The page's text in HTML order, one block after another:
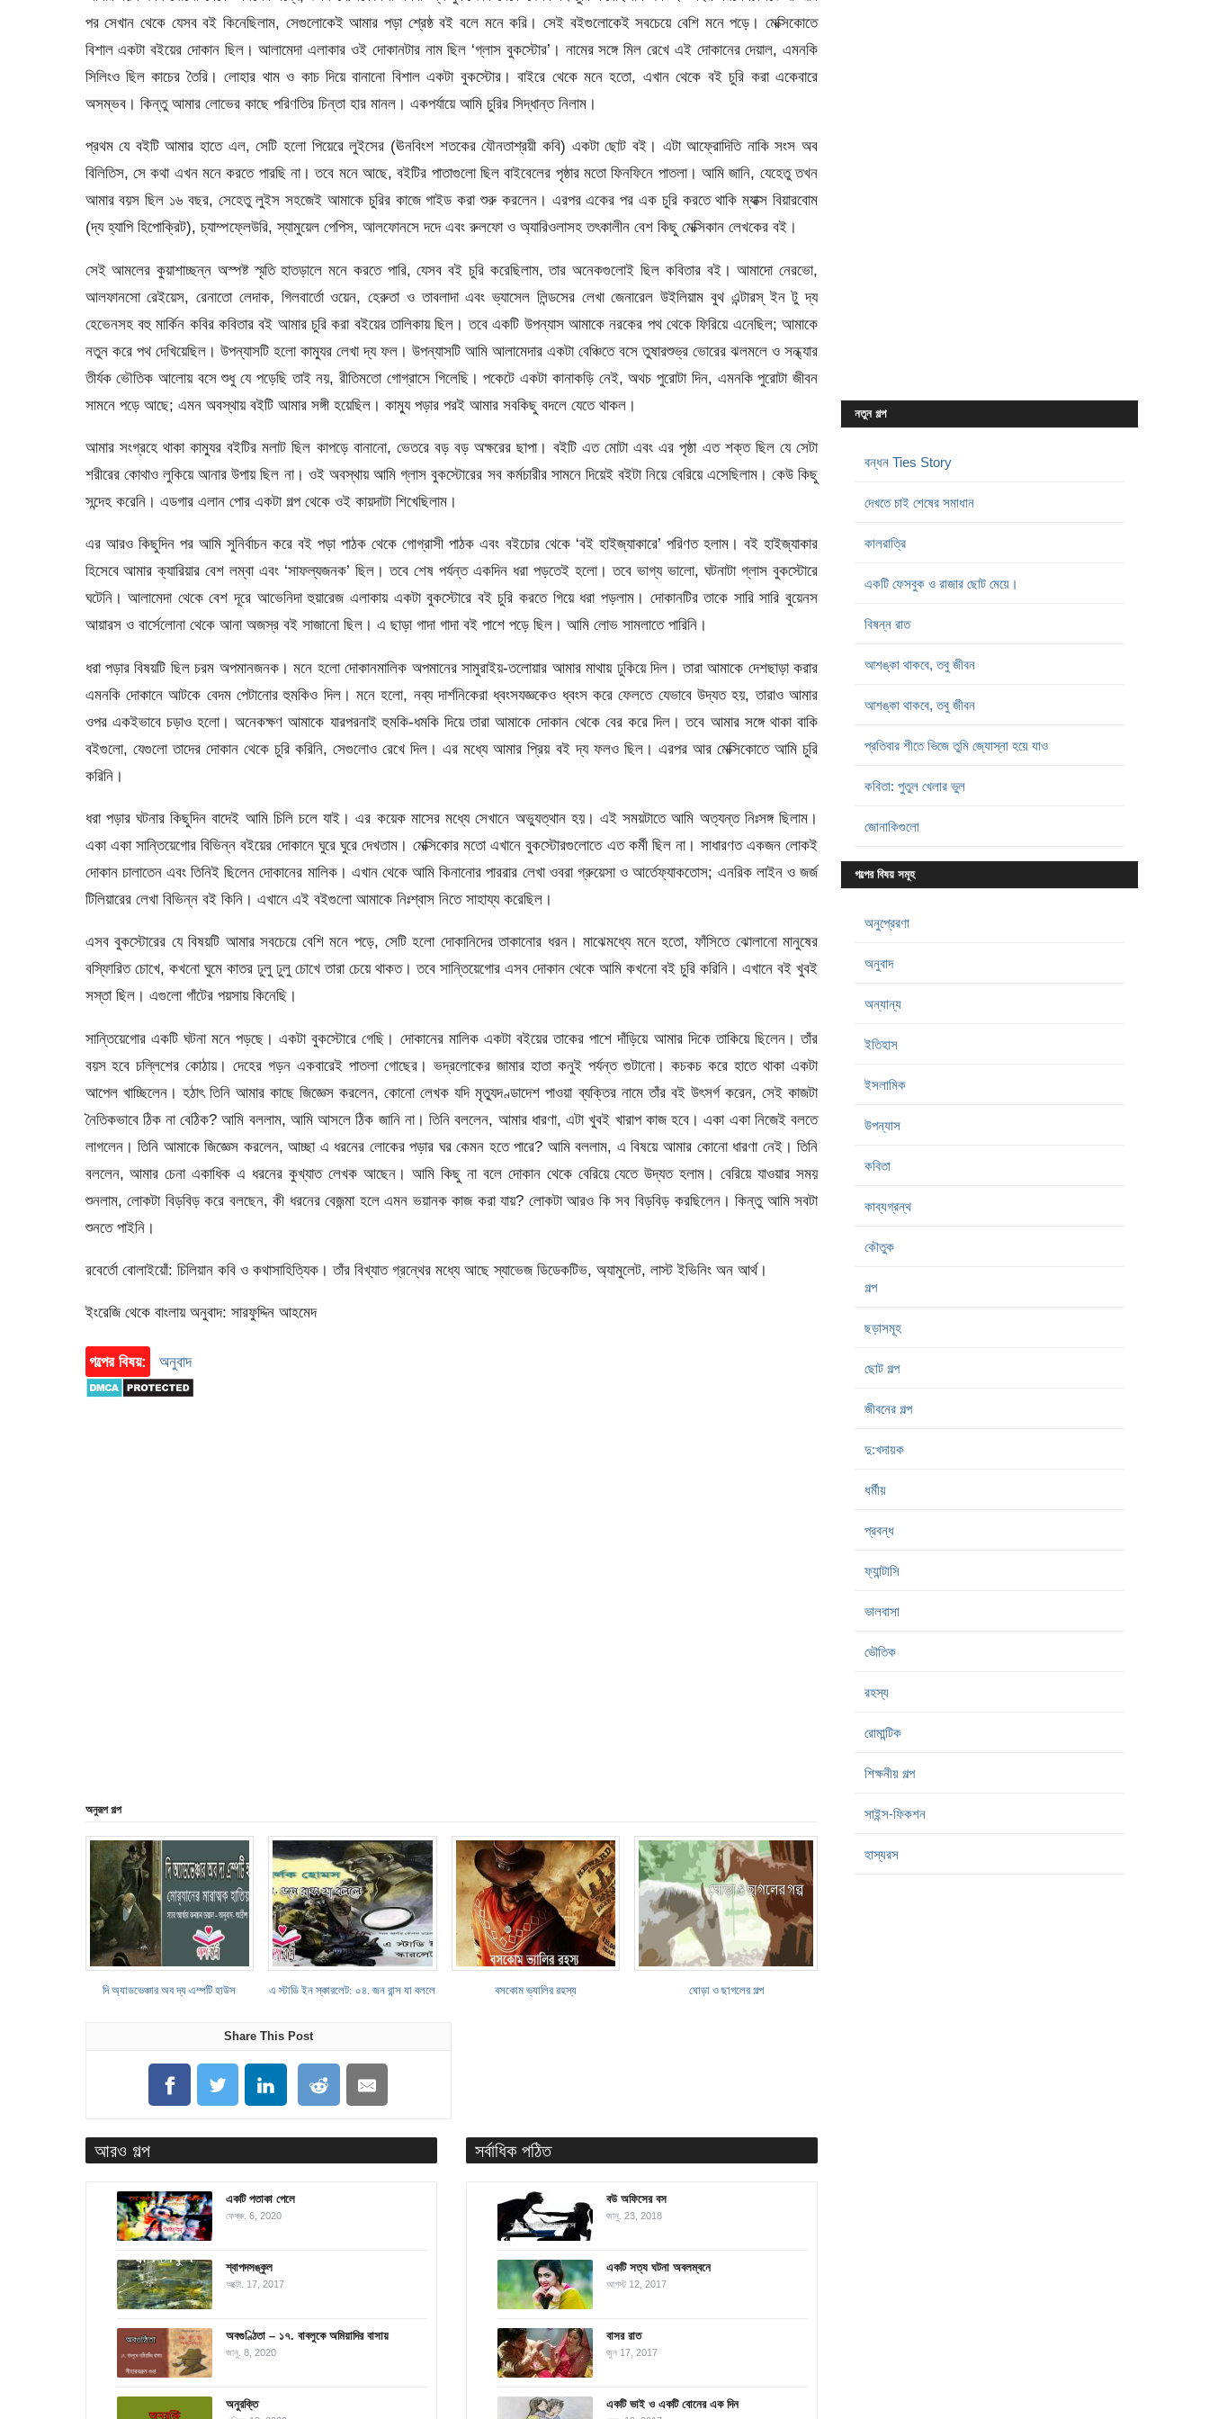
পর সেখান থেকে যেসব বই কিনেছিলাম, সেগুলোকেই আমার পড়া শ্রেষ্ঠ বই বলে মনে করি। সেই বইগুলোকেই সবচেয়ে বেশি মনে পড়ে। মেক্সিকোতে
বিশাল একটা বইয়ের দোকান ছিল। আলামেদা এলাকার ওই দোকানটার নাম ছিল ‘গ্লাস বুকস্টোর’। নামের সঙ্গে মিল রেখে এই দোকানের দেয়াল, এমনকি
সিলিংও ছিল কাচের তৈরি। লোহার থাম ও কাচ দিয়ে বানানো বিশাল একটা বুকস্টোর। বাইরে থেকে মনে হতো, এখান থেকে বই চুরি করা একেবারে
অসম্ভব। কিন্তু আমার লোভের কাছে পরিণতির চিন্তা হার মানল। একপর্যায়ে আমি চুরির সিদ্ধান্ত নিলাম।
প্রথম যে বইটি আমার হাতে এল, সেটি হলো পিয়েরে লুইসের (ঊনবিংশ শতকের যৌনতাশ্রয়ী কবি) একটা ছোট বই। এটা আফ্রোদিতি নাকি সংস অব
বিলিতিস, সে কথা এখন মনে করতে পারছি না। তবে মনে আছে, বইটির পাতাগুলো ছিল বাইবেলের পৃষ্ঠার মতো ফিনফিনে পাতলা। আমি জানি, যেহেতু তখন
আমার বয়স ছিল ১৬ বছর, সেহেতু লুইস সহজেই আমাকে চুরির কাজে গাইড করা শুরু করলেন। এরপর একের পর এক চুরি করতে থাকি ম্যাক্স বিয়ারবোম
(দ্য হ্যাপি হিপোক্রিট), চ্যাম্পফ্লেউরি, স্যামুয়েল পেপিস, আলফোনসে দদে এবং রুলফো ও অ্যারিওলাসহ তৎকালীন বেশ কিছু মেক্সিকান লেখকের বই।
সেই আমলের কুয়াশাচ্ছন্ন অস্পষ্ট স্মৃতি হাতড়ালে মনে করতে পারি, যেসব বই চুরি করেছিলাম, তার অনেকগুলোই ছিল কবিতার বই। আমাদো নেরভো,
আলফানসো রেইয়েস, রেনাতো লেদাক, গিলবার্তো ওয়েন, হেরুতা ও তাবলাদা এবং ভ্যাসেল লিন্ডসের লেখা জেনারেল উইলিয়াম বুথ এন্টারস্ ইন টু দ্য
হেভেনসহ বহু মার্কিন কবির কবিতার বই আমার চুরি করা বইয়ের তালিকায় ছিল। তবে একটি উপন্যাস আমাকে নরকের পথ থেকে ফিরিয়ে এনেছিল; আমাকে
নতুন করে পথ দেখিয়েছিল। উপন্যাসটি হলো কাম্যুর লেখা দ্য ফল। উপন্যাসটি আমি আলামেদার একটা বেঞ্চিতে বসে তুষারশুভ্র ভোরের ঝলমলে ও সন্ধ্যার
তীর্যক ভৌতিক আলোয় বসে শুধু যে পড়েছি তাই নয়, রীতিমতো গোগ্রাসে গিলেছি। পকেটে একটা কানাকড়ি নেই, অথচ পুরোটা দিন, এমনকি পুরোটা জীবন
সামনে পড়ে আছে; এমন অবস্থায় বইটি আমার সঙ্গী হয়েছিল। কাম্যু পড়ার পরই আমার সবকিছু বদলে যেতে থাকল।
আমার সংগ্রহে থাকা কাম্যুর বইটির মলাট ছিল কাপড়ে বানানো, ভেতরে বড় বড় অক্ষরের ছাপা। বইটি এত মোটা এবং এর পৃষ্ঠা এত শক্ত ছিল যে সেটা
শরীরের কোথাও লুকিয়ে আনার উপায় ছিল না। ওই অবস্থায় আমি গ্লাস বুকস্টোরের সব কর্মচারীর সামনে দিয়েই বইটা নিয়ে বেরিয়ে এসেছিলাম। কেউ কিছু
সন্দেহ করেনি। এডগার এলান পোর একটা গল্প থেকে ওই কায়দাটা শিখেছিলাম।
এর আরও কিছুদিন পর আমি সুনির্বাচন করে বই পড়া পাঠক থেকে গোগ্রাসী পাঠক এবং বইচোর থেকে ‘বই হাইজ্যাকারে’ পরিণত হলাম। বই হাইজ্যাকার
হিসেবে আমার ক্যারিয়ার বেশ লম্বা এবং ‘সাফল্যজনক’ ছিল। তবে শেষ পর্যন্ত একদিন ধরা পড়তেই হলো। তবে ভাগ্য ভালো, ঘটনাটা গ্লাস বুকস্টোরে
ঘটেনি। আলামেদা থেকে বেশ দূরে আভেনিদা হুয়ারেজ এলাকায় একটা বুকস্টোরে বই চুরি করতে গিয়ে ধরা পড়লাম। দোকানটির তাকে সারি সারি বুয়েনস
আয়ারস ও বার্সেলোনা থেকে আনা অজস্র বই সাজানো ছিল। এ ছাড়া গাদা গাদা বই পাশে পড়ে ছিল। আমি লোভ সামলাতে পারিনি।
ধরা পড়ার বিষয়টি ছিল চরম অপমানজনক। মনে হলো দোকানমালিক অপমানের সামুরাইয়-তলোয়ার আমার মাথায় ঢুকিয়ে দিল। তারা আমাকে দেশছাড়া করার
এমনকি দোকানে আটকে বেদম পেটানোর হুমকিও দিল। মনে হলো, নব্য দার্শনিকেরা ধ্বংসযজ্ঞকেও ধ্বংস করে ফেলতে যেভাবে উদ্যত হয়, তারাও আমার
ওপর একইভাবে চড়াও হলো। অনেকক্ষণ আমাকে যারপরনাই হুমকি-ধমকি দিয়ে তারা আমাকে দোকান থেকে বের করে দিল। তবে আমার সঙ্গে থাকা বাকি
বইগুলো, যেগুলো তাদের দোকান থেকে চুরি করিনি, সেগুলোও রেখে দিল। এর মধ্যে আমার প্রিয় বই দ্য ফলও ছিল। এরপর আর মেক্সিকোতে আমি চুরি
করিনি।
ধরা পড়ার ঘটনার কিছুদিন বাদেই আমি চিলি চলে যাই। এর কয়েক মাসের মধ্যে সেখানে অভ্যুত্থান হয়। এই সময়টাতে আমি অত্যন্ত নিঃসঙ্গ ছিলাম।
একা একা সান্তিয়েগোর বিভিন্ন বইয়ের দোকানে ঘুরে ঘুরে দেখতাম। মেক্সিকোর মতো এখানে বুকস্টোরগুলোতে এত কর্মী ছিল না। সাধারণত একজন লোকই
দোকান চালাতেন এবং তিনিই ছিলেন দোকানের মালিক। এখান থেকে আমি কিনানোর পাররার লেখা ওবরা গ্রুয়েসা ও আর্তেফ্যাকতোস; এনরিক লাইন ও জর্জ
টিলিয়ারের লেখা বিভিন্ন বই কিনি। এখানে এই বইগুলো আমাকে নিঃশ্বাস নিতে সাহায্য করেছিল।
এসব বুকস্টোরের যে বিষয়টি আমার সবচেয়ে বেশি মনে পড়ে, সেটি হলো দোকানিদের তাকানোর ধরন। মাঝেমধ্যে মনে হতো, ফাঁসিতে ঝোলানো মানুষের
বস্ফািরিত চোখে, কখনো ঘুমে কাতর ঢুলু ঢুলু চোখে তারা চেয়ে থাকত। তবে সান্তিয়েগোর এসব দোকান থেকে আমি কখনো বই চুরি করিনি। এখানে বই খুবই
সস্তা ছিল। এগুলো গাঁটের পয়সায় কিনেছি।
সান্তিয়েগোর একটি ঘটনা মনে পড়ছে। একটা বুকস্টোরে গেছি। দোকানের মালিক একটা বইয়ের তাকের পাশে দাঁড়িয়ে আমার দিকে তাকিয়ে ছিলেন। তাঁর
বয়স হবে চল্লিশের কোঠায়। দেহের গড়ন একবারেই পাতলা গোছের। ভদ্রলোকের জামার হাতা কনুই পর্যন্ত গুটানো। কচকচ করে হাতে থাকা একটা
আপেল খাচ্ছিলেন। হঠাৎ তিনি আমার কাছে জিজ্ঞেস করলেন, কোনো লেখক যদি মৃত্যুদণ্ডাদেশ পাওয়া ব্যক্তির নামে তাঁর বই উৎসর্গ করেন, সেই কাজটা
নৈতিকভাবে ঠিক না বেঠিক? আমি বললাম, আমি আসলে ঠিক জানি না। তিনি বললেন, আমার ধারণা, এটা খুবই খারাপ কাজ হবে। একা একা নিজেই বলতে
লাগলেন। তিনি আমাকে জিজ্ঞেস করলেন, আচ্ছা এ ধরনের লোকের পড়ার ঘর কেমন হতে পারে? আমি বললাম, এ বিষয়ে আমার কোনো ধারণা নেই। তিনি
বললেন, আমার চেনা একাধিক এ ধরনের কুখ্যাত লেখক আছেন। আমি কিছু না বলে দোকান থেকে বেরিয়ে যেতে উদ্যত হলাম। বেরিয়ে যাওয়ার সময়
শুনলাম, লোকটা বিড়বিড় করে বলছেন, কী ধরনের বেজন্মা হলে এমন ভয়ানক কাজ করা যায়? লোকটা আরও কি সব বিড়বিড় করছিলেন। কিন্তু আমি সবটা
শুনতে পাইনি।
রবের্তো বোলাইয়োঁ: চিলিয়ান কবি ও কথাসাহিত্যিক। তাঁর বিখ্যাত গ্রন্থের মধ্যে আছে স্যাভেজ ডিডেকটিভ, অ্যামুলেট, লাস্ট ইভিনিং অন আর্থ।
ইংরেজি থেকে বাংলায় অনুবাদ: সারফুদ্দিন আহমেদ
গল্পের বিষয়: অনুবাদ
অনুরূপ গল্প
দি অ্যাডভেঞ্চার অব দ্য এম্পটি হাউস এ স্টাডি ইন স্কারলেট: ০৪. জন রান্স যা বললে বসকোম ভ্যালির রহস্য ঘোড়া ও ছাগলের গল্প
Share This Post
আরও গল্প
একটি পতাকা পেলে
ফেব্রু. 6, 2020
শ্বাপদসঙ্কুল
অক্টো. 17, 2017
অবগুণ্ঠিতা – ১৭. বাবলুকে অমিয়াদির বাসায়
জানু. 8, 2020
অনুরক্তি
সর্বাধিক পঠিত
বউ অফিসের বস
জানু. 23, 2018
একটি সত্য ঘটনা অবলম্বনে
আগস্ট 12, 2017
বাসর রাত
জুন 17, 2017
একটি ভাই ও একটি বোনের এক দিন
নতুন গল্প
বন্ধন Ties Story
দেখতে চাই শেষের সমাধান
কালরাত্রি
একটি ফেসবুক ও রাজার ছোট মেয়ে।
বিষন্ন রাত
আশঙ্কা থাকবে, তবু জীবন
আশঙ্কা থাকবে, তবু জীবন
প্রতিবার শীতে ভিজে তুমি জ্যোস্না হয়ে যাও
কবিতা: পুতুল খেলার ভুল
জোনাকিগুলো
গল্পের বিষয় সমূহ
অনুপ্রেরণা
অনুবাদ
অন্যান্য
ইতিহাস
ইসলামিক
উপন্যাস
কবিতা
কাব্যগ্রন্থ
কৌতুক
গল্প
ছড়াসমূহ
ছোট গল্প
জীবনের গল্প
দু:খদায়ক
ধর্মীয়
প্রবন্ধ
ফ্যান্টাসি
ভালবাসা
ভৌতিক
রহস্য
রোমান্টিক
শিক্ষনীয় গল্প
সাইন্স-ফিকশন
হাস্যরস